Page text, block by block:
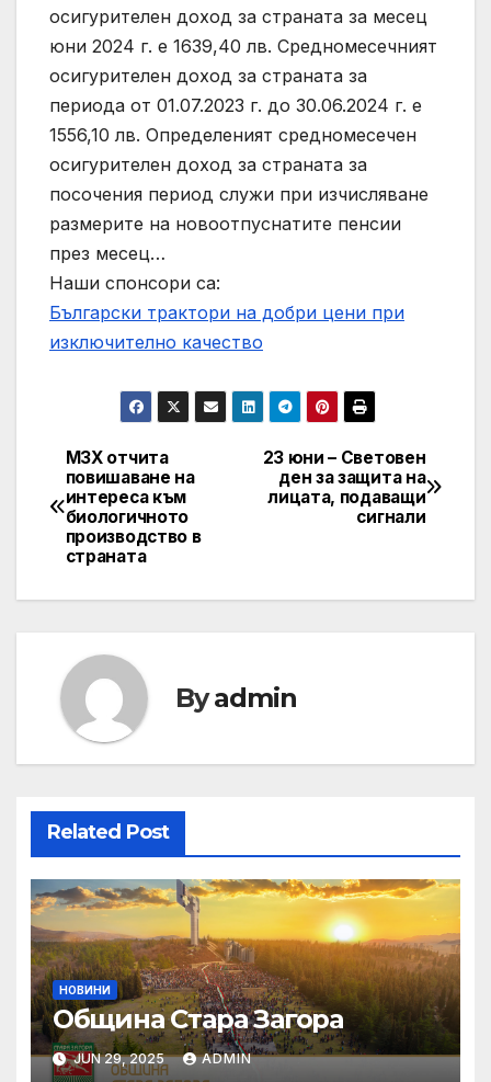
осигурителен доход за страната за месец
юни 2024 г. е 1639,40 лв. Средномесечният
осигурителен доход за страната за
периода от 01.07.2023 г. до 30.06.2024 г. е
1556,10 лв. Определеният средномесечен
осигурителен доход за страната за
посочения период служи при изчисляване
размерите на новоотпуснатите пенсии
през месец…
Наши спонсори са:
Български трактори на добри цени при
изключително качество
Post
navigation
23 юни – Световен
ден за защита на
лицата, подаващи
сигнали
МЗХ отчита
повишаване на
интереса към
биологичното
производство в
страната
Byadmin
Related Post
НОВИНИ
Община Стара Загора
JUN 29, 2025 ADMIN